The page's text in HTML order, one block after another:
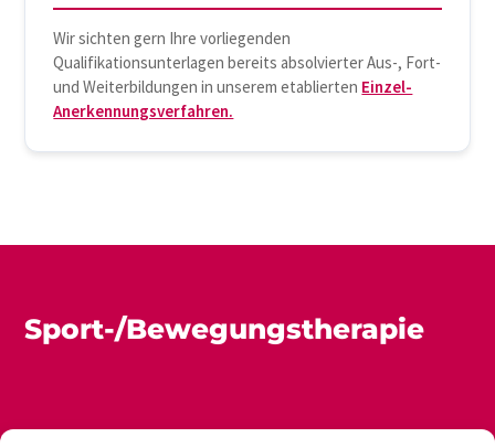
Wir sichten gern Ihre vorliegenden
Qualifikationsunterlagen bereits absolvierter Aus-, Fort-
und Weiterbildungen in unserem etablierten Einzel-
Anerkennungsverfahren.
Sport-/Bewegungstherapie